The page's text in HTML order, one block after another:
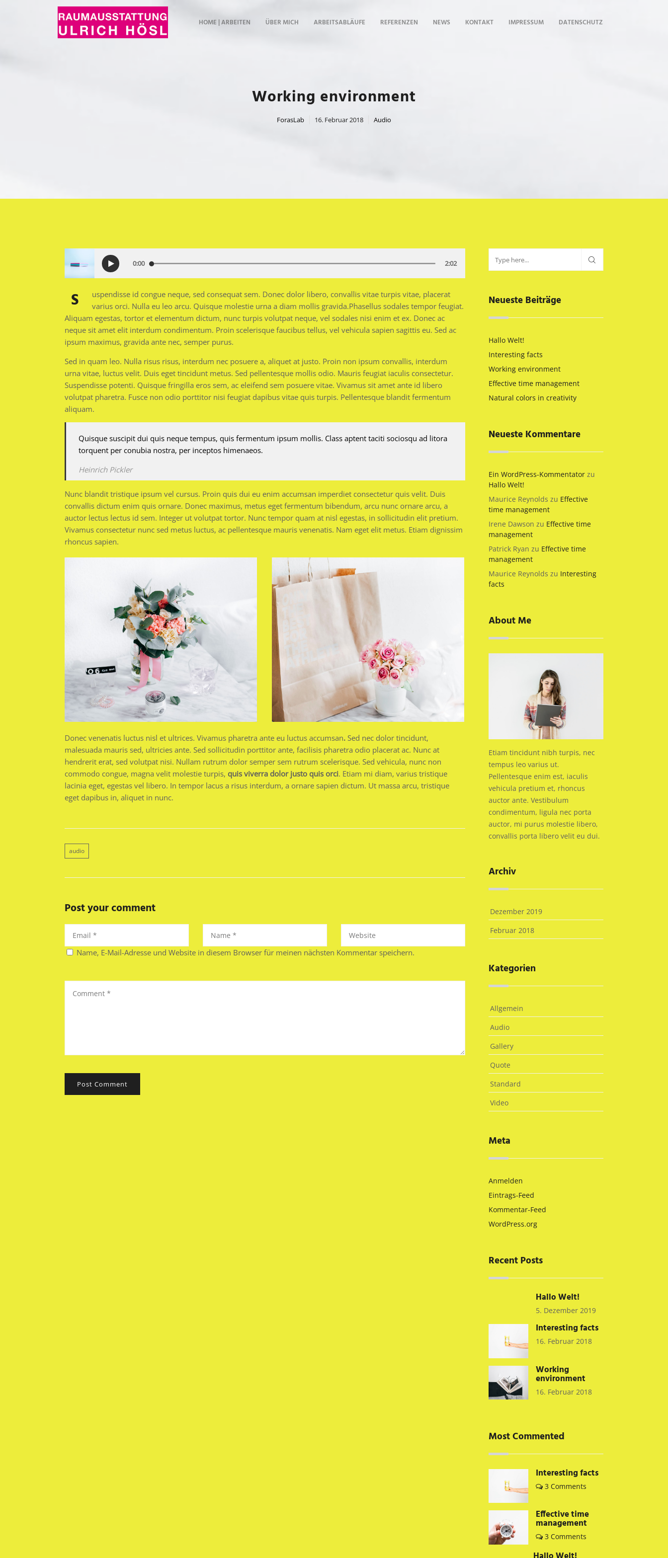
HOME | ARBEITEN ÜBER MICH ARBEITSABLÄUFE REFERENZEN NEWS KONTAKT IMPRESSUM DATENSCHUTZ
Working environment
ForasLab 16. Februar 2018 Audio
Neueste Beiträge
Hallo Welt!
Interesting facts
Working environment
Effective time management
Natural colors in creativity
Neueste Kommentare
Ein WordPress-Kommentatorzu
Hallo Welt!
Maurice Reynolds zu Effective
time management
Irene Dawson zu Effective time
management
Patrick Ryan zu Effective time
management
Maurice Reynolds zu Interesting
facts
About Me
Etiam tincidunt nibh turpis, nec
tempus leo varius ut.
Pellentesque enim est, iaculis
vehicula pretium et, rhoncus
auctor ante. Vestibulum
condimentum, ligula nec porta
auctor, mi purus molestie libero,
convallis porta libero velit eu dui.
Archiv
Dezember 2019
Februar 2018
Kategorien
Allgemein
Audio
Gallery
Quote
Standard
Video
Meta
Anmelden
Eintrags-Feed
Kommentar-Feed
WordPress.org
Recent Posts
Hallo Welt!
5. Dezember 2019
Interesting facts
16. Februar 2018
Working
environment
16. Februar 2018
Most Commented
Interesting facts
3 Comments
Effective time
management
3 Comments
0:00 2:02
S
uspendisse id congue neque, sed consequat sem. Donec dolor libero, convallis vitae turpis vitae, placerat
varius orci. Nulla eu leo arcu. Quisque molestie urna a diam mollis gravida.Phasellus sodales tempor feugiat.
Aliquam egestas, tortor et elementum dictum, nunc turpis volutpat neque, vel sodales nisi enim et ex. Donec ac
neque sit amet elit interdum condimentum. Proin scelerisque faucibus tellus, vel vehicula sapien sagittis eu. Sed ac
ipsum maximus, gravida ante nec, semper purus.
Sed in quam leo. Nulla risus risus, interdum nec posuere a, aliquet at justo. Proin non ipsum convallis, interdum
urna vitae, luctus velit. Duis eget tincidunt metus. Sed pellentesque mollis odio. Mauris feugiat iaculis consectetur.
Suspendisse potenti. Quisque fringilla eros sem, ac eleifend sem posuere vitae. Vivamus sit amet ante id libero
volutpat pharetra. Fusce non odio porttitor nisi feugiat dapibus vitae quis turpis. Pellentesque blandit fermentum
aliquam.
Quisque suscipit dui quis neque tempus, quis fermentum ipsum mollis. Class aptent taciti sociosqu ad litora
torquent per conubia nostra, per inceptos himenaeos.
Heinrich Pickler
Nunc blandit tristique ipsum vel cursus. Proin quis dui eu enim accumsan imperdiet consectetur quis velit. Duis
convallis dictum enim quis ornare. Donec maximus, metus eget fermentum bibendum, arcu nunc ornare arcu, a
auctor lectus lectus id sem. Integer ut volutpat tortor. Nunc tempor quam at nisl egestas, in sollicitudin elit pretium.
Vivamus consectetur nunc sed metus luctus, ac pellentesque mauris venenatis. Nam eget elit metus. Etiam dignissim
rhoncus sapien.
Donec venenatis luctus nisl et ultrices. Vivamus pharetra ante eu luctus accumsan. Sed nec dolor tincidunt,
malesuada mauris sed, ultricies ante. Sed sollicitudin porttitor ante, facilisis pharetra odio placerat ac. Nunc at
hendrerit erat, sed volutpat nisi. Nullam rutrum dolor semper sem rutrum scelerisque. Sed vehicula, nunc non
commodo congue, magna velit molestie turpis, quis viverra dolor justo quis orci. Etiam mi diam, varius tristique
lacinia eget, egestas vel libero. In tempor lacus a risus interdum, a ornare sapien dictum. Ut massa arcu, tristique
eget dapibus in, aliquet in nunc.
audio
Post your comment
Name, E-Mail-Adresse und Website in diesem Browser für meinen nächsten Kommentar speichern.
Post Comment